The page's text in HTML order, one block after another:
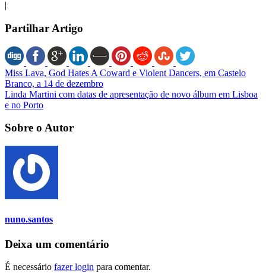
|
Partilhar Artigo
Miss Lava, God Hates A Coward e Violent Dancers, em Castelo
Branco, a 14 de dezembro
Linda Martini com datas de apresentação de novo álbum em Lisboa
e no Porto
Sobre o Autor
nuno.santos
Deixa um comentário
É necessário fazer login para comentar.